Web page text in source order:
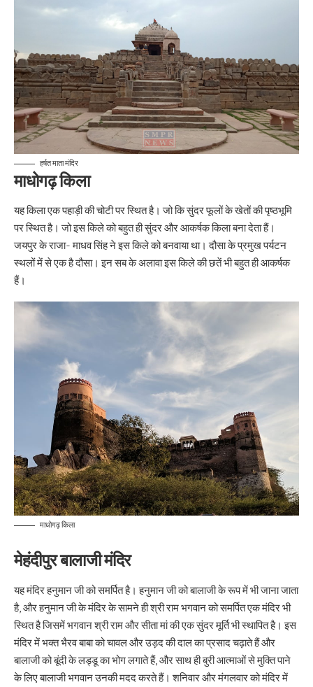
हर्षत माता मंदिर
माधोगढ़ किला
यह किला एक पहाड़ी की चोटी पर स्थित है। जो कि सुंदर फूलों के खेतों की पृष्ठभूमि
पर स्थित है। जो इस किले को बहुत ही सुंदर और आकर्षक किला बना देता हैं।
जयपुर के राजा- माधव सिंह ने इस किले को बनवाया था। दौसा के प्रमुख पर्यटन
स्थलों में से एक है दौसा। इन सब के अलावा इस किले की छतें भी बहुत ही आकर्षक
हैं।
माधोगढ़ किला
मेहंदीपुर बालाजी मंदिर
यह मंदिर हनुमान जी को समर्पित है। हनुमान जी को बालाजी के रूप में भी जाना जाता
है, और हनुमान जी के मंदिर के सामने ही श्री राम भगवान को समर्पित एक मंदिर भी
स्थित है जिसमें भगवान श्री राम और सीता मां की एक सुंदर मूर्ति भी स्थापित है। इस
मंदिर में भक्त भैरव बाबा को चावल और उड़द की दाल का प्रसाद चढ़ाते हैं और
बालाजी को बूंदी के लड्डू का भोग लगाते हैं, और साथ ही बुरी आत्माओं से मुक्ति पाने
के लिए बालाजी भगवान उनकी मदद करते हैं। शनिवार और मंगलवार को मंदिर में